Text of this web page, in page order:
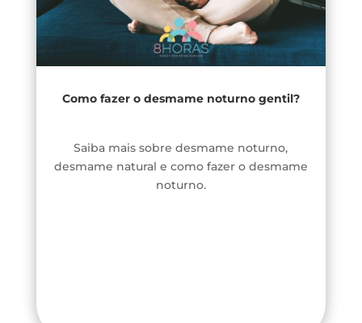
Como fazer o desmame noturno gentil?
Saiba mais sobre desmame noturno,
desmame natural e como fazer o desmame
noturno.